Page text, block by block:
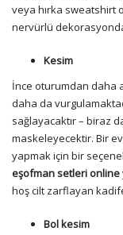
veya hırka sweatshirt
nervürlü
Kesim
İnce oturumdan daha
daha da
sağlayacaktır – biraz
maskeleyecektir. Bir
yapmak için bir
eşofman setleri online
hoş cilt zarflayan
Bol kesim